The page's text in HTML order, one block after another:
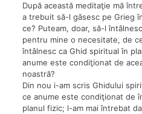
După această meditaţie mă
a trebuit să-l găsesc pe Grieg
ce? Puteam, doar, să-l
pentru mine o necesitate, de
întâlnesc ca Ghid spiritual în
anume este condiţionat de
noastră?
Din nou i-am scris Ghidului
ce anume este condiţionat de
planul fizic; l-am mai întrebat